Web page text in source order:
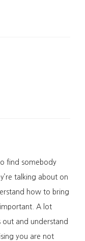
find somebody
talking about on
how to bring
A lot
out and understand
you are not